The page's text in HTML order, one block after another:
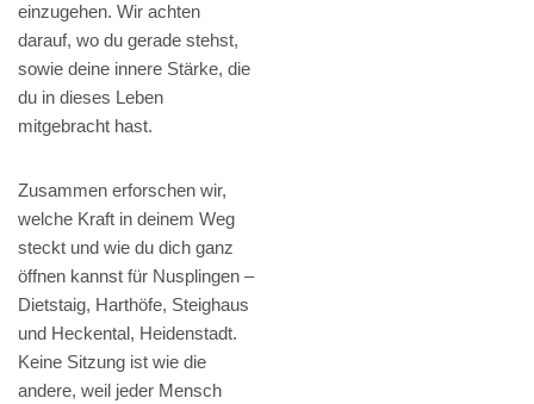
einzugehen. Wir achten
darauf, wo du gerade stehst,
sowie deine innere Stärke, die
du in dieses Leben
mitgebracht hast.
Zusammen erforschen wir,
welche Kraft in deinem Weg
steckt und wie du dich ganz
öffnen kannst für Nusplingen –
Dietstaig, Harthöfe, Steighaus
und Heckental, Heidenstadt.
Keine Sitzung ist wie die
andere, weil jeder Mensch